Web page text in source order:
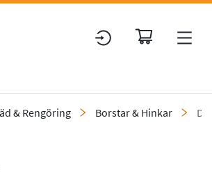
& Rengöring Borstar & Hinkar